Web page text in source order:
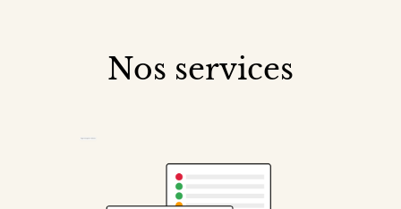
Nos services